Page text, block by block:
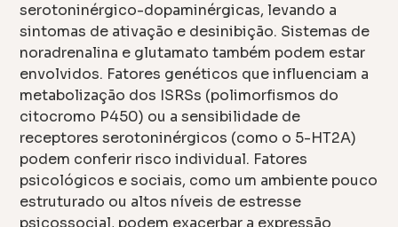
serotoninérgico-dopaminérgicas, levando a
sintomas de ativação e desinibição. Sistemas de
noradrenalina e glutamato também podem estar
envolvidos. Fatores genéticos que influenciam a
metabolização dos ISRSs (polimorfismos do
citocromo P450) ou a sensibilidade de
receptores serotoninérgicos (como o 5-HT2A)
podem conferir risco individual. Fatores
psicológicos e sociais, como um ambiente pouco
estruturado ou altos níveis de estresse
psicossocial, podem exacerbar a expressão